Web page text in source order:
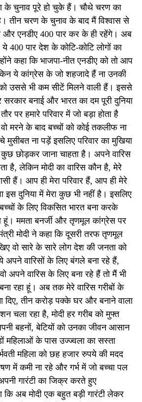
के चुनाव पूरे हो चुके हैं। चौथे चरण का
तीन चरण के चुनाव के बाद मैं विश्वास से
एनडीए 400 पार कर के ही रहेंगे। अब
ये 400 पार देश के कोटि-कोटि लोगों का
कहा कि भाजपा-नीत एनडीए को तो आप
ये कांग्रेस के जो शहजादे हैं ना उनकी
उससे भी कम सीटें मिलने वाली हैं। इससे
बनाई और भारत का दम पूरी दुनिया
पर हमारे परिवार में जो बड़ा होता है
मरने के बाद बच्चों को कोई तकलीफ ना
मुसीबत ना पड़ें इसलिए परिवार का मुखिया
कुछ छोड़कर जाना चाहता है। अपने वारिस
है, लेकिन मोदी का वारिस कौन है, मेरे
हैं। आप ही मेरा परिवार हैं, आप ही मेरे
दुनिया में मेरा कुछ भी नहीं है। इसलिए
के लिए विकसित भारत बना करके
हूं। ममता बनर्जी और तृणमूल कांग्रेस पर
मोदी ने कहा कि दूसरी तरफ तृणमूल
वो सारे के सारे लोग देश की जनता को
वारिसों के लिए बंगले बना रहे हैं,
अपने वारिस के लिए बना रहे हैं तो मैं भी
रहा हूं। अब तक मेरे वारिस गरीबों के
दिए, तीन करोड़ पक्के घर और बनाने वाला
चला रहा है, मोदी हर गरीब को मुफ्त
बहनों, बेटियों को उनका जीवन आसान
महिलाओं के पास उज्ज्वला का सस्ता
महिला को छह हजार रुपये की मदद
में कमी ना रहे और गर्भ में जो बच्चा पल
गारंटी का जिक्र करते हुए
कि अब मोदी एक बहुत बड़ी गारंटी लेकर